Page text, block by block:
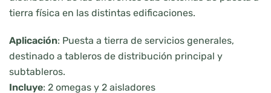
tierra física en las distintas edificaciones.
Aplicación: Puesta a tierra de servicios generales,
destinado a tableros de distribución principal y
subtableros.
Incluye: 2 omegas y 2 aisladores